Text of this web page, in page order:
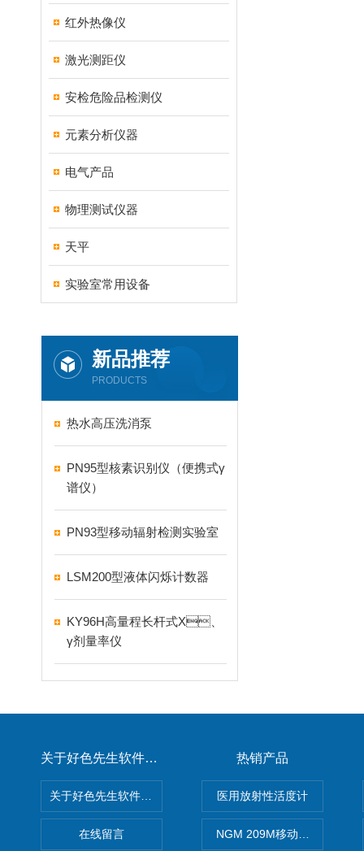
红外热像仪
激光测距仪
安检危险品检测仪
元素分析仪器
电气产品
物理测试仪器
天平
实验室常用设备
新品推荐
PRODUCTS
热水高压洗消泵
PN95型核素识别仪（便携式γ
谱仪）
PN93型移动辐射检测实验室
LSM200型液体闪烁计数器
KY96H高量程长杆式X、
γ剂量率仪
关于好色先生软件下载
在线留言
热销产品
医用放射性活度计
NGM 209M移动式惰性气体